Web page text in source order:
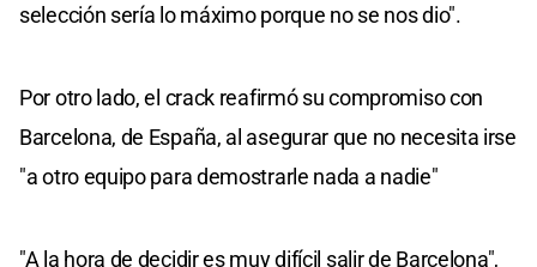
selección sería lo máximo porque no se nos dio".
Por otro lado, el crack reafirmó su compromiso con
Barcelona, de España, al asegurar que no necesita irse
"a otro equipo para demostrarle nada a nadie"
"A la hora de decidir es muy difícil salir de Barcelona",